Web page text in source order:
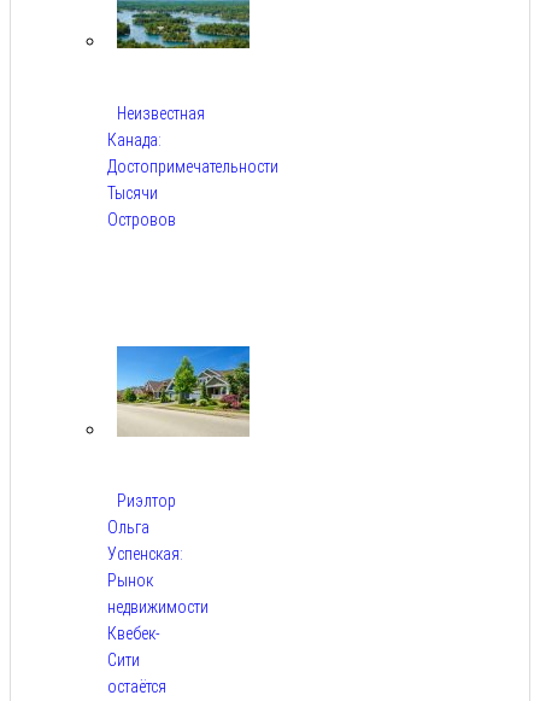
Неизвестная
Канада:
Достопримечательности
Тысячи
Островов
Риэлтор
Ольга
Успенская:
Рынок
недвижимости
Квебек-
Сити
остаётся